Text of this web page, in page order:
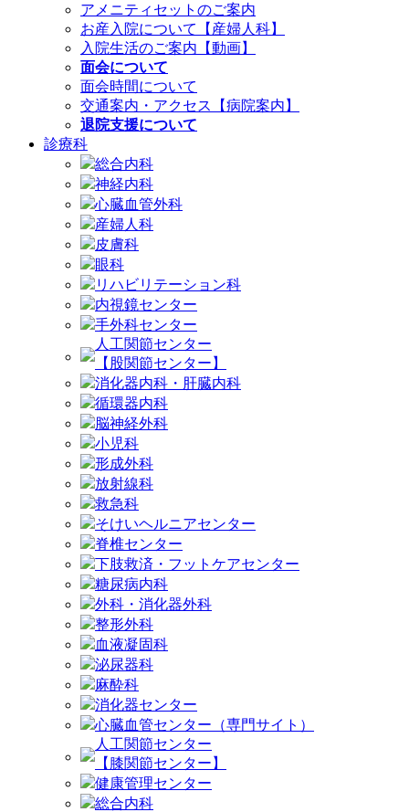
アメニティセットのご案内
お産入院について【産婦人科】
入院生活のご案内【動画】
面会について
面会時間について
交通案内・アクセス【病院案内】
退院支援について
診療科
総合内科
神経内科
心臓血管外科
産婦人科
皮膚科
眼科
リハビリテーション科
内視鏡センター
手外科センター
人工関節センター
【股関節センター】
消化器内科・肝臓内科
循環器内科
脳神経外科
小児科
形成外科
放射線科
救急科
そけいヘルニアセンター
脊椎センター
下肢救済・フットケアセンター
糖尿病内科
外科・消化器外科
整形外科
血液凝固科
泌尿器科
麻酔科
消化器センター
心臓血管センター（専門サイト）
人工関節センター
【膝関節センター】
健康管理センター
総合内科